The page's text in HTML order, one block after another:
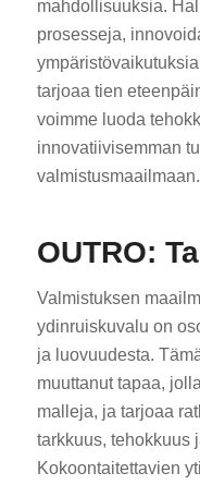
mahdollisuuksia.
prosesseja,
tarjoaa tien
voimme luoda
innovatiivisemman
valmistusmaailmaan.
OUTRO:
Valmistuksen
ydinruiskuvalu on
ja luovuudesta.
muuttanut tapaa,
malleja, ja tarjoaa
tarkkuus, tehokkuus
Kokoontaitettavien